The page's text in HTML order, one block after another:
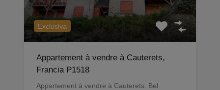
Exclusiva
Appartement à vendre à Cauterets,
Francia P1518
Appartement à vendre à Cauterets. Bel